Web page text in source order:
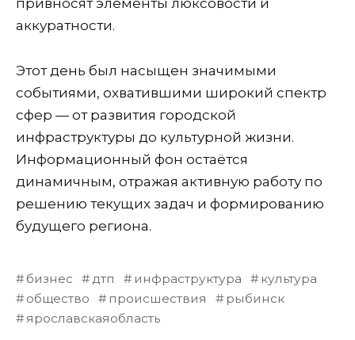
аккуратности.
Этот день был насыщен значимыми
событиями, охватившими широкий спектр
сфер — от развития городской
инфраструктуры до культурной жизни.
Информационный фон остаётся
динамичным, отражая активную работу по
решению текущих задач и формированию
будущего региона.
бизнес дтп инфраструктура
культура
общество
происшествия
рыбинск
ярославскаяобласть